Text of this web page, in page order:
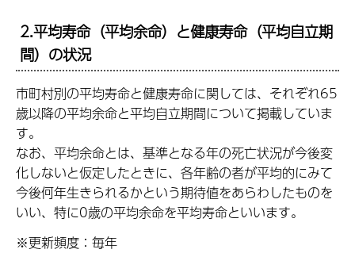
2.平均寿命（平均余命）と健康寿命（平均自立期
間）の状況
市町村別の平均寿命と健康寿命に関しては、それぞれ65
歳以降の平均余命と平均自立期間について掲載していま
す。
なお、平均余命とは、基準となる年の死亡状況が今後変
化しないと仮定したときに、各年齢の者が平均的にみて
今後何年生きられるかという期待値をあらわしたものを
いい、特に0歳の平均余命を平均寿命といいます。
※更新頻度：毎年